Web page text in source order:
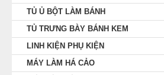
TỦ Ủ BỘT LÀM BÁNH
TỦ TRƯNG BÀY BÁNH KEM
LINH KIỆN PHỤ KIỆN
MÁY LÀM HÁ CẢO